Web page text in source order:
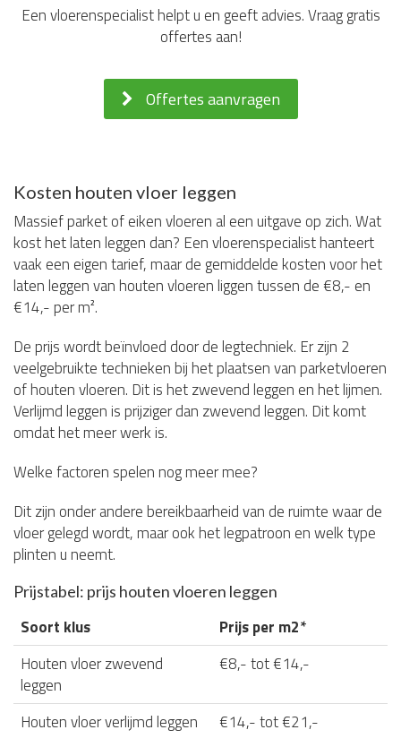
Een vloerenspecialist helpt u en geeft advies. Vraag gratis
offertes aan!
Offertes aanvragen
Kosten houten vloer leggen
Massief parket of eiken vloeren al een uitgave op zich. Wat
kost het laten leggen dan? Een vloerenspecialist hanteert
vaak een eigen tarief, maar de gemiddelde kosten voor het
laten leggen van houten vloeren liggen tussen de €8,- en
€14,- per m².
De prijs wordt beïnvloed door de legtechniek. Er zijn 2
veelgebruikte technieken bij het plaatsen van parketvloeren
of houten vloeren. Dit is het zwevend leggen en het lijmen.
Verlijmd leggen is prijziger dan zwevend leggen. Dit komt
omdat het meer werk is.
Welke factoren spelen nog meer mee?
Dit zijn onder andere bereikbaarheid van de ruimte waar de
vloer gelegd wordt, maar ook het legpatroon en welk type
plinten u neemt.
Prijstabel: prijs houten vloeren leggen
Soort klus
Prijs per m2*
Houten vloer zwevend
leggen
€8,- tot €14,-
Houten vloer verlijmd leggen
€14,- tot €21,-